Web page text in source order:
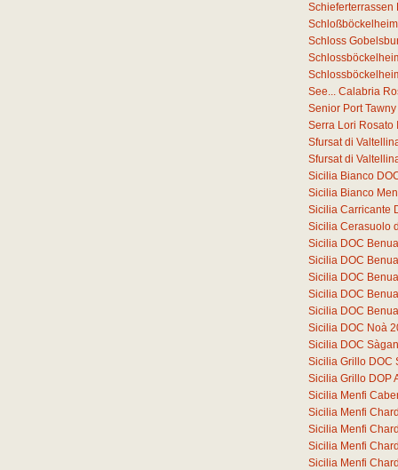
Schieferterrassen
Schloss
See... Calabria
Senior Port
Serra Lori Rosato
Sfursat di
Sfursat di
Sicilia Bianco
Sicilia Bianco
Sicilia Carricante
Sicilia Cerasuolo
Sicilia DOC
Sicilia DOC
Sicilia DOC
Sicilia DOC
Sicilia DOC
Sicilia DOC Noà
Sicilia DOC
Sicilia Grillo DOC
Sicilia Grillo DOP
Sicilia Menfi
Sicilia Menfi
Sicilia Menfi
Sicilia Menfi
Sicilia Menfi